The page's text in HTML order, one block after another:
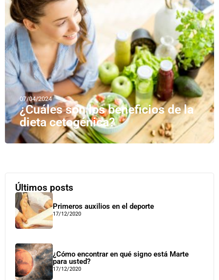
07/04/2024
¿Cuáles son los beneficios de la
dieta cetogénica?
Últimos posts
Primeros auxilios en el deporte
17/12/2020
¿Cómo encontrar en qué signo está Marte
para usted?
17/12/2020